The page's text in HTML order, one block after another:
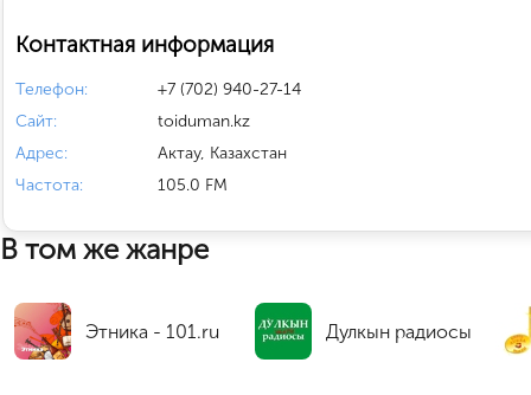
Контактная информация
Телефон:
+7 (702) 940-27-14
Сайт:
toiduman.kz
Адрес:
Актау, Казахстан
Частота:
105.0 FM
В том же жанре
Этника - 101.ru Дулкын радиосы